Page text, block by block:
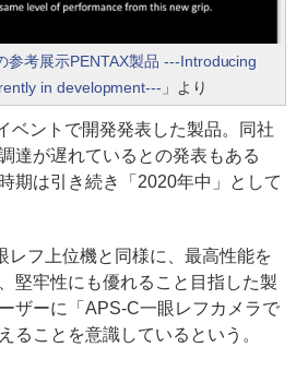
参考展示PENTAX製品 ---Introducing
in development--- 」より
ベントで開発発表した製品。同社
達が遅れているとの発表もある
期は引き続き「2020年中」として
レフ上位機と同様に、最高性能を
堅牢性にも優れること目指した製
ザーに「APS-C一眼レフカメラで
ることを意識しているという。